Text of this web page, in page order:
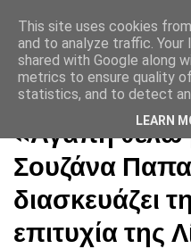
Αρχική σελίδα
«Αγάπη θέλω
Σουζάνα
διασκευάζει
επιτυχία της
This site uses cookies
and to analyze traffic. Your
shared with Google along
metrics to ensure quality
statistics, and to detect
LEARN